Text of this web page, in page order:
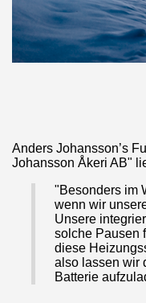
Anders Johansson’s
Johansson Åkeri AB"
"Besonders im
wenn wir
Unsere
solche Pausen
diese
also lassen wir
Batterie